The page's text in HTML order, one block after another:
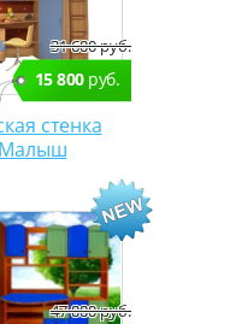
31 600 руб.
15 800руб.
стенка
Малыш
47 000 руб.